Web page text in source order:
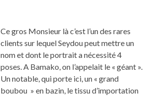
Ce gros Monsieur là c’est l’un des rares
clients sur lequel Seydou peut mettre un
nom et dont le portrait a nécessité 4
poses. A Bamako, on l’appelait le « géant ».
Un notable, qui porte ici, un « grand
boubou » en bazin, le tissu d’importation